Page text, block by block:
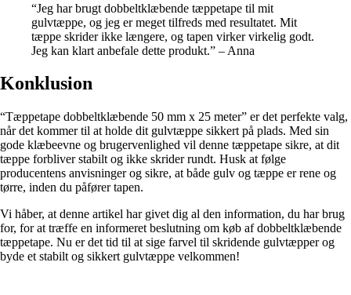
“Jeg har brugt dobbeltklæbende tæppetape til mit
gulvtæppe, og jeg er meget tilfreds med resultatet. Mit
tæppe skrider ikke længere, og tapen virker virkelig godt.
Jeg kan klart anbefale dette produkt.” – Anna
Konklusion
“Tæppetape dobbeltklæbende 50 mm x 25 meter” er det perfekte valg,
når det kommer til at holde dit gulvtæppe sikkert på plads. Med sin
gode klæbeevne og brugervenlighed vil denne tæppetape sikre, at dit
tæppe forbliver stabilt og ikke skrider rundt. Husk at følge
producentens anvisninger og sikre, at både gulv og tæppe er rene og
tørre, inden du påfører tapen.
Vi håber, at denne artikel har givet dig al den information, du har brug
for, for at træffe en informeret beslutning om køb af dobbeltklæbende
tæppetape. Nu er det tid til at sige farvel til skridende gulvtæpper og
byde et stabilt og sikkert gulvtæppe velkommen!